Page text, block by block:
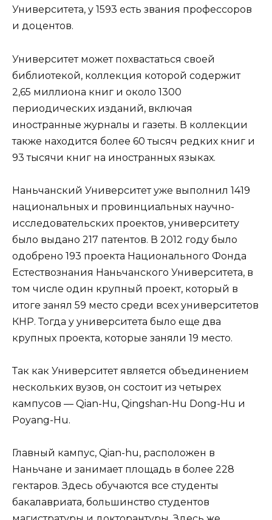
Университета, у 1593 есть звания профессоров
и доцентов.
Университет может похвастаться своей
библиотекой, коллекция которой содержит
2,65 миллиона книг и около 1300
периодических изданий, включая
иностранные журналы и газеты. В коллекции
также находится более 60 тысяч редких книг и
93 тысячи книг на иностранных языках.
Наньчанский Университет уже выполнил 1419
национальных и провинциальных научно-
исследовательских проектов, университету
было выдано 217 патентов. В 2012 году было
одобрено 193 проекта Национального Фонда
Естествознания Наньчанского Университета, в
том числе один крупный проект, который в
итоге занял 59 место среди всех университетов
КНР. Тогда у университета было еще два
крупных проекта, которые заняли 19 место.
Так как Университет является объединением
нескольких вузов, он состоит из четырех
кампусов — Qian-Hu, Qingshan-Hu Dong-Hu и
Poyang-Hu.
Главный кампус, Qian-hu, расположен в
Наньчане и занимает площадь в более 228
гектаров. Здесь обучаются все студенты
бакалавриата, большинство студентов